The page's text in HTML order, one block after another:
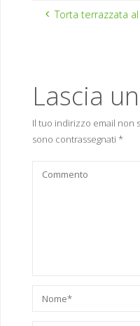
Torta terrazzata
Lascia
Il tuo indirizzo email non
sono contrassegnati *